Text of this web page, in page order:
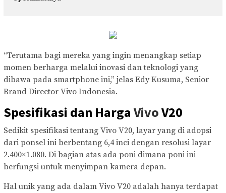
“Terutama bagi mereka yang ingin menangkap setiap
momen berharga melalui inovasi dan teknologi yang
dibawa pada smartphone ini,” jelas Edy Kusuma, Senior
Brand Director Vivo Indonesia.
Spesifikasi dan Harga VivoV20
Sedikit spesifikasi tentang Vivo V20, layar yang di adopsi
dari ponsel ini berbentang 6,4 inci dengan resolusi layar
2.400×1.080. Di bagian atas ada poni dimana poni ini
berfungsi untuk menyimpan kamera depan.
Hal unik yang ada dalam Vivo V20 adalah hanya terdapat